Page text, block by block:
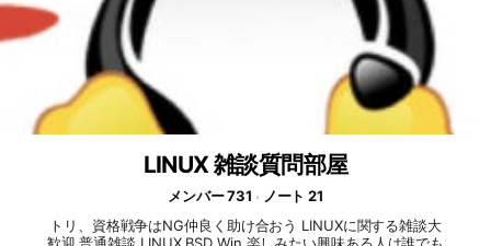
LINUX 雑談質問部屋
メンバー 731
ノート 21
トリ、資格戦争はNG仲良く助け合おう LINUXに関する雑談大